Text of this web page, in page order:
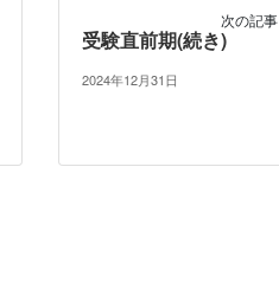
次の記事
受験直前期(続き)
2024年12月31日